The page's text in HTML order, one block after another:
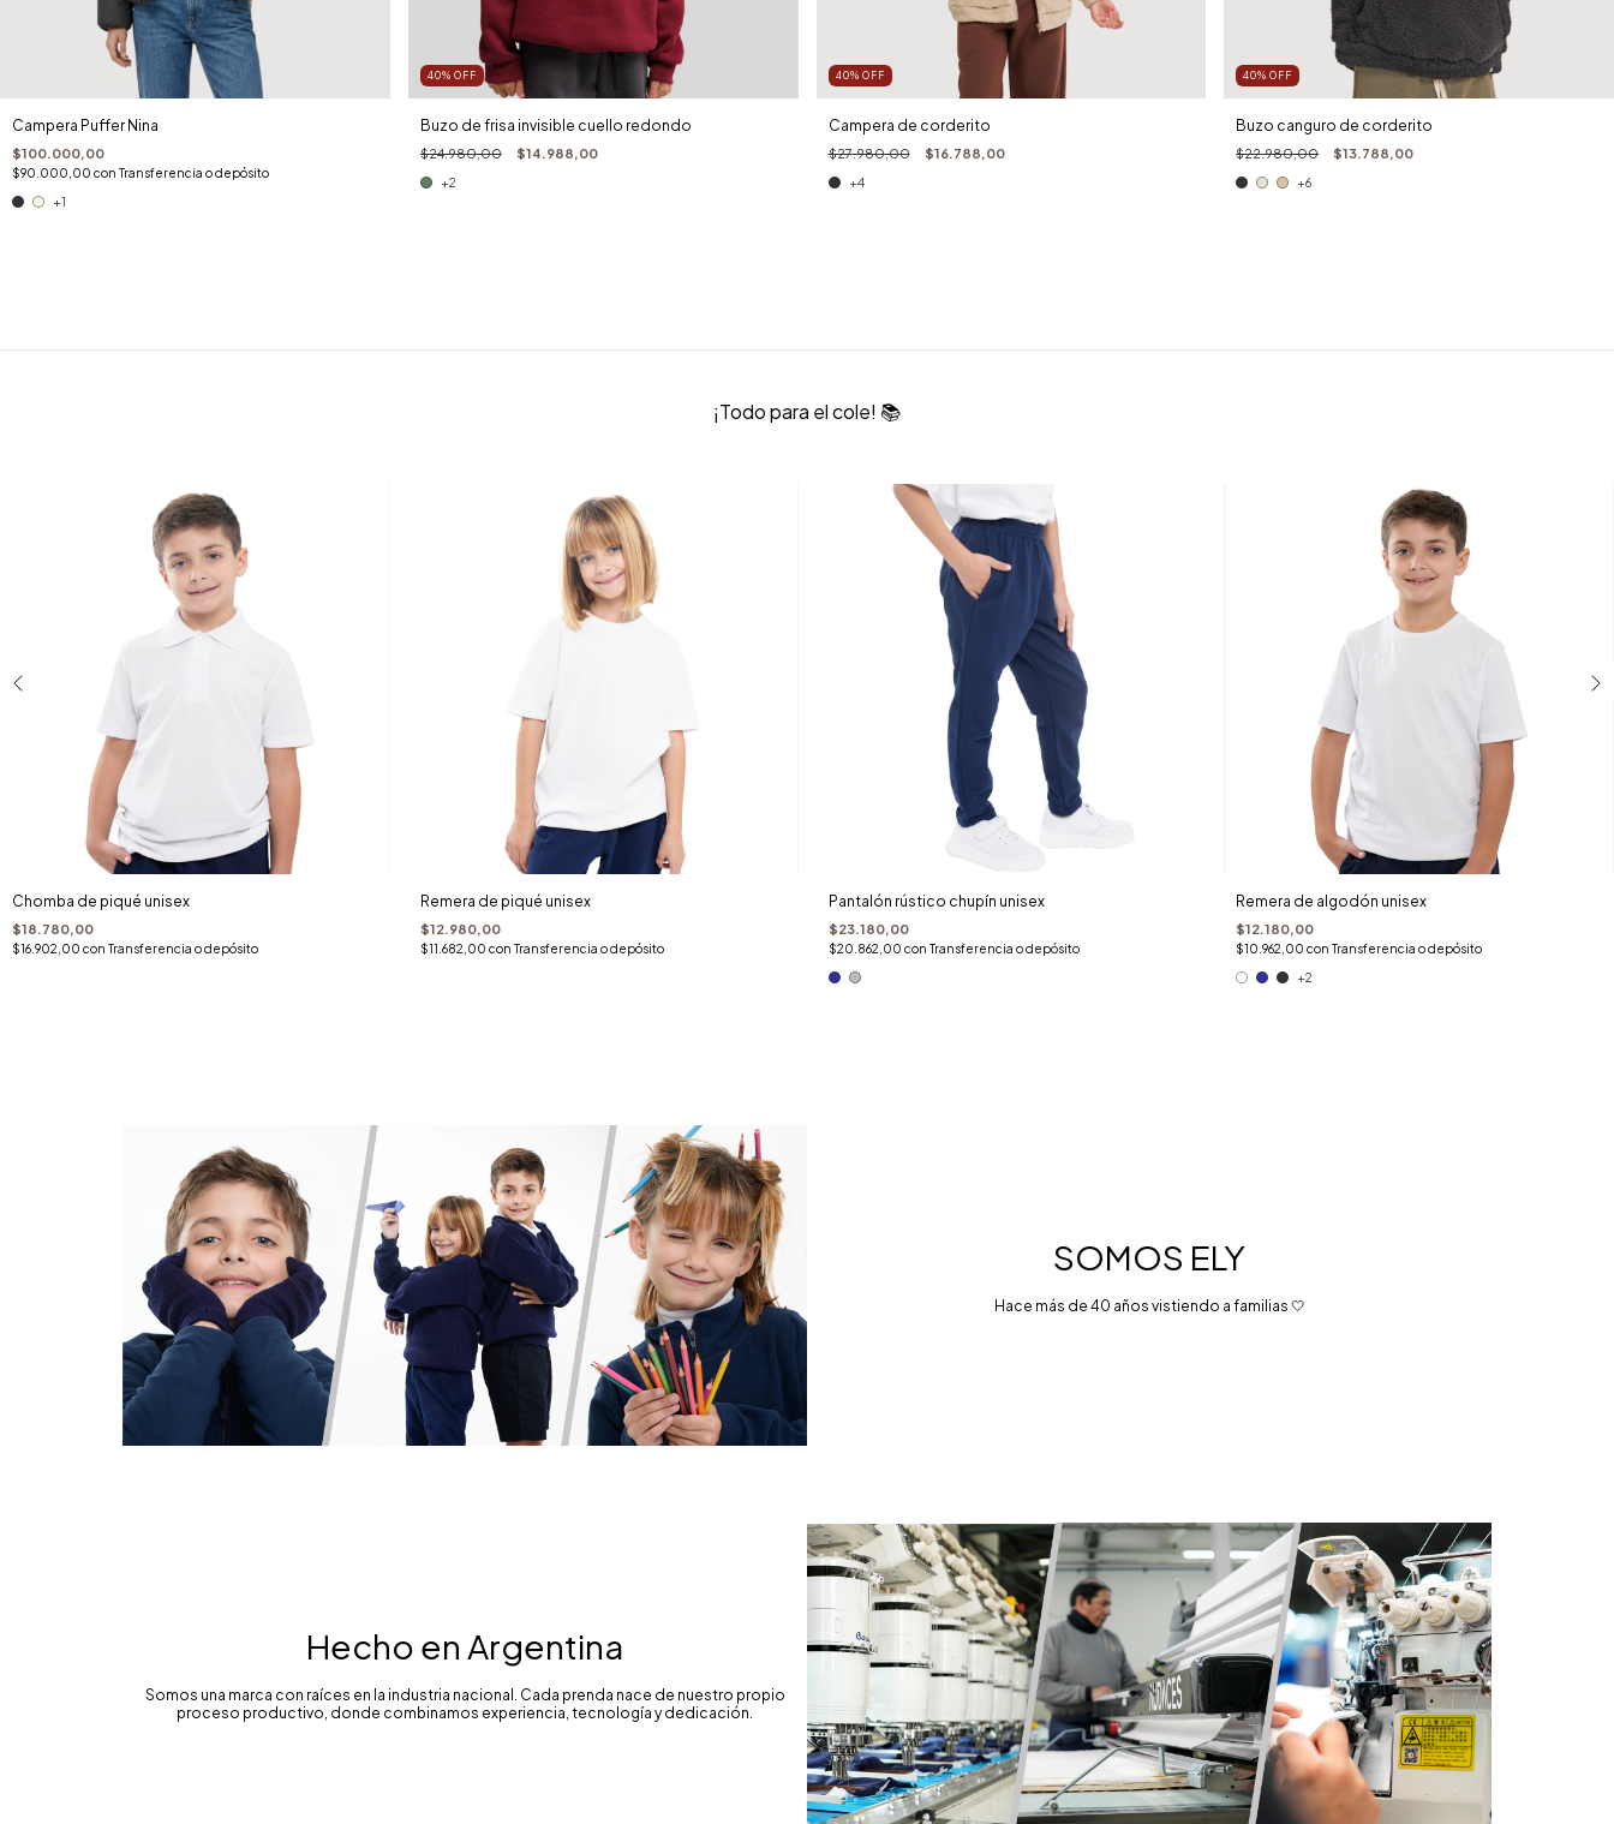
Campera Puffer Nina
$100.000,00
$90.000,00 con Transferencia o depósito
+1
40% OFF
Buzo de frisa invisible cuello redondo
$24.980,00 $14.988,00
+2
40% OFF
Campera de corderito
$27.980,00 $16.788,00
+4
40%OFF
Buzo canguro de corderito
$22.980,00 $13.788,00
+6
¡Todo para el cole! 📚
Chomba de piqué unisex
$18.780,00
$16.902,00 con Transferencia o depósito
Remera de piqué unisex
$12.980,00
$11.682,00 con Transferencia o depósito
Pantalón rústico chupín unisex
$23.180,00
$20.862,00 con Transferencia o depósito
Remera de algodón unisex
$12.180,00
$10.962,00con Transferencia o depósito
+2
SOMOS ELY
Hace más de 40 años vistiendo a familias 🤍
Hecho en Argentina
Somos una marca con raíces en la industria nacional. Cada prenda nace de nuestro propio
proceso productivo, donde combinamos experiencia, tecnología y dedicación.